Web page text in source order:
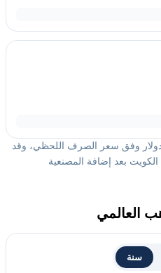
وفق سعر الصرف اللحظي، وقد
بعد إضافة المصنعية
العالمي
سنة